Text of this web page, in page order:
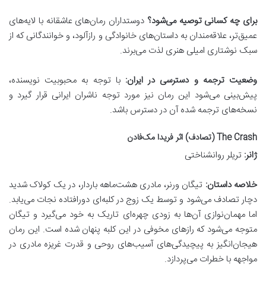
برای چه کسانی توصیه می‌شود؟ دوستداران رمان‌های عاشقانه با لایه‌های
عمیق‌تر، علاقه‌مندان به داستان‌های خانوادگی و رازآلود، و خوانندگانی که از
سبک نوشتاری امیلی هنری لذت می‌برند.
وضعیت ترجمه و دسترسی در ایران: با توجه به محبوبیت نویسنده،
پیش‌بینی می‌شود این رمان نیز مورد توجه ناشران ایرانی قرار گیرد و
نسخه‌های ترجمه شده آن در دسترس باشد.
The Crash (تصادف) اثر فریدا مک‌فادن
ژانر: تریلر روانشناختی
خلاصه داستان: تیگان ورنر، مادری هشت‌ماهه باردار، در یک کولاک شدید
دچار تصادف می‌شود و توسط یک زوج در کلبه‌ای دورافتاده نجات می‌یابد.
اما مهمان‌نوازی آن‌ها به زودی چهره‌ای تاریک به خود می‌گیرد و تیگان
متوجه می‌شود که رازهای مخوفی در این کلبه پنهان شده است. این رمان
هیجان‌انگیز به پیچیدگی‌های آسیب‌های روحی و قدرت غریزه مادری در
مواجهه با خطرات می‌پردازد.